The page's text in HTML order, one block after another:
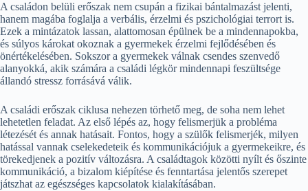
A családon belüli erőszak nem csupán a fizikai bántalmazást jelenti,
hanem magába foglalja a verbális, érzelmi és pszichológiai terrort is.
Ezek a mintázatok lassan, alattomosan épülnek be a mindennapokba,
és súlyos károkat okoznak a gyermekek érzelmi fejlődésében és
önértékelésében. Sokszor a gyermekek válnak csendes szenvedő
alanyokká, akik számára a családi légkör mindennapi feszültsége
állandó stressz forrásává válik.
A családi erőszak ciklusa nehezen törhető meg, de soha nem lehet
lehetetlen feladat. Az első lépés az, hogy felismerjük a probléma
létezését és annak hatásait. Fontos, hogy a szülők felismerjék, milyen
hatással vannak cselekedeteik és kommunikációjuk a gyermekeikre, és
törekedjenek a pozitív változásra. A családtagok közötti nyílt és őszinte
kommunikáció, a bizalom kiépítése és fenntartása jelentős szerepet
játszhat az egészséges kapcsolatok kialakításában.